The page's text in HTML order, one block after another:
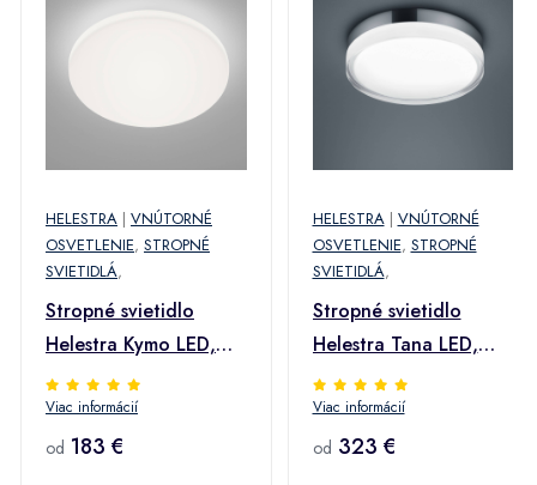
HELESTRA | VNÚTORNÉ
OSVETLENIE, STROPNÉ
SVIETIDLÁ,
Stropné svietidlo
Helestra Kymo LED,
IP44, Ø 36 cm
Viac informácií
od 183 €
HELESTRA| VNÚTORNÉ
OSVETLENIE, STROPNÉ
SVIETIDLÁ,
Stropné svietidlo
Helestra Tana LED,
chróm, Ø 28 cm
Viac informácií
od 323 €